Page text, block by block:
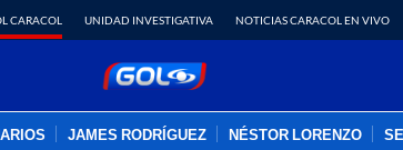
CARACOL UNIDAD INVESTIGATIVA NOTICIAS CARACOL EN VIVO
JAMES RODRÍGUEZ NÉSTOR LORENZO